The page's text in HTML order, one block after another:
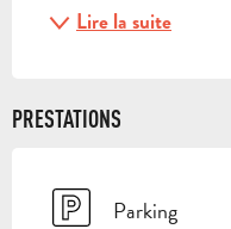
Lire la suite
PRESTATIONS
Parking